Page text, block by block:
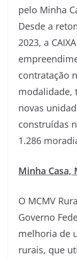
pelo Minha
Desde a
2023, a
contratação
modalidade,
novas
construídas
1.286
Minha Casa,
O MCMV
Governo
melhoria de
rurais, que